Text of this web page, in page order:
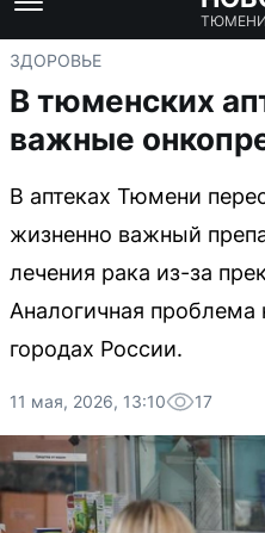
ТЮМЕНИ
ЗДОРОВЬЕ
В тюменских
важные
В аптеках Тюмени
жизненно важный
лечения рака из-за
Аналогичная проблема
городах России.
11 мая, 2026, 13:10 17